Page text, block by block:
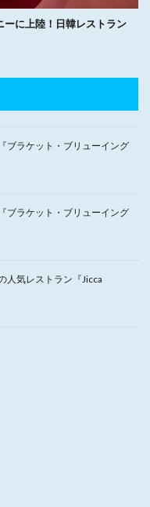
ーに上陸！日韓レストラン
ブラケット・ブリューイング
ブラケット・ブリューイング
人気レストラン『Jicca